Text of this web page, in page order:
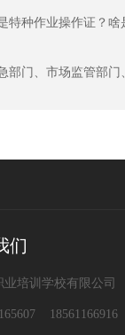
特种作业操作证？啥
部门、市场监管部
们
培训学校有限公司
18561166916